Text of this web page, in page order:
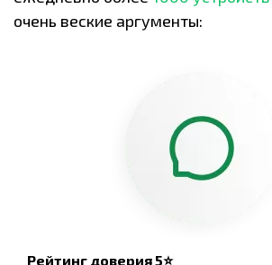
очень веские аргументы:
Рейтинг доверия 5⭐